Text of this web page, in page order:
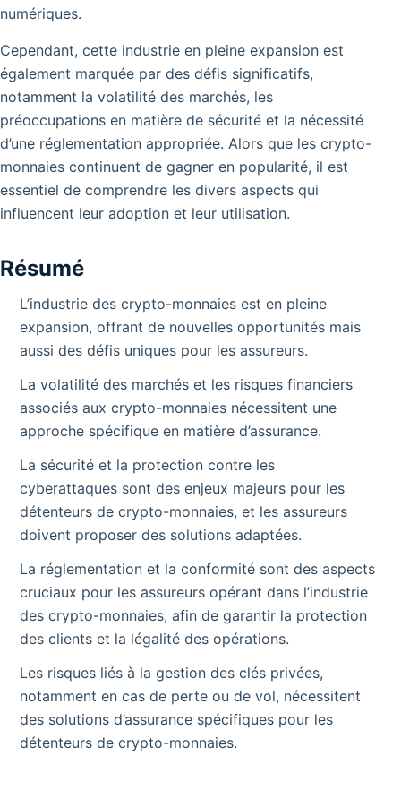
numériques.
Cependant, cette industrie en pleine expansion est
également marquée par des défis significatifs,
notamment la volatilité des marchés, les
préoccupations en matière de sécurité et la nécessité
d’une réglementation appropriée. Alors que les crypto-
monnaies continuent de gagner en popularité, il est
essentiel de comprendre les divers aspects qui
influencent leur adoption et leur utilisation.
Résumé
L’industrie des crypto-monnaies est en pleine
expansion, offrant de nouvelles opportunités mais
aussi des défis uniques pour les assureurs.
La volatilité des marchés et les risques financiers
associés aux crypto-monnaies nécessitent une
approche spécifique en matière d’assurance.
La sécurité et la protection contre les
cyberattaques sont des enjeux majeurs pour les
détenteurs de crypto-monnaies, et les assureurs
doivent proposer des solutions adaptées.
La réglementation et la conformité sont des aspects
cruciaux pour les assureurs opérant dans l’industrie
des crypto-monnaies, afin de garantir la protection
des clients et la légalité des opérations.
Les risques liés à la gestion des clés privées,
notamment en cas de perte ou de vol, nécessitent
des solutions d’assurance spécifiques pour les
détenteurs de crypto-monnaies.